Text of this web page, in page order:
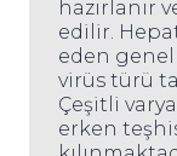
hazırlanır
edilir.
eden
virüs türü
Çeşitli
erken